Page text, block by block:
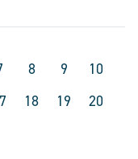
8 9
10
18 19
20